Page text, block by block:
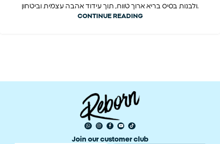
ולבנות בסיס בריא ארוך טווח, תוך עידוד אהבה עצמית וביטחון.
CONTINUE READING
Join our customer club